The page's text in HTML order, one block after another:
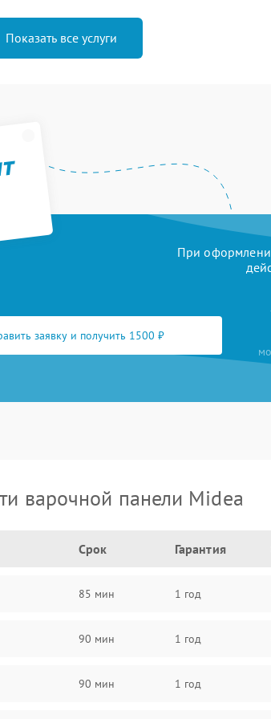
Показать все услуги
При
заявку и получить 1500 ₽
варочной панели Midea
Срок Гарантия
85 мин 1 год
90 мин 1 год
90 мин 1 год